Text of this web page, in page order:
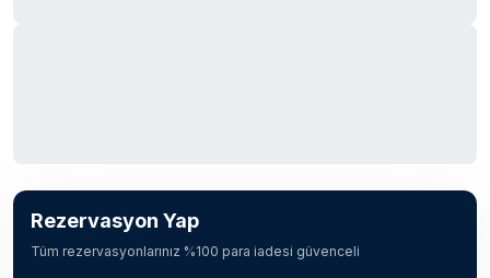
Rezervasyon Yap
Tüm rezervasyonlarınız %100 para iadesi güvenceli